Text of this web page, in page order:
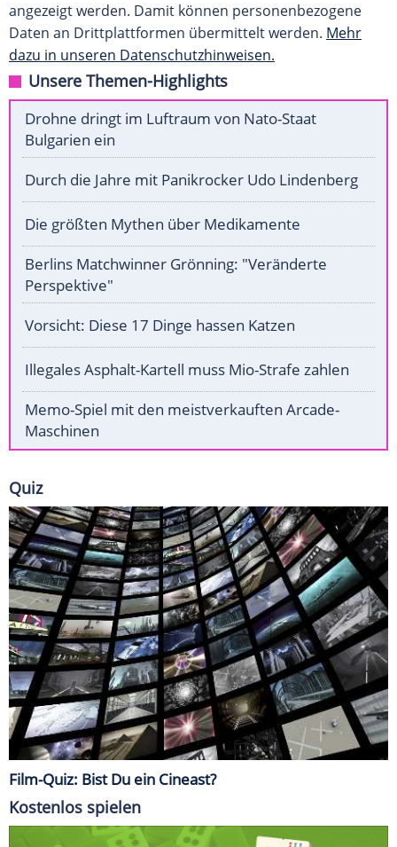
angezeigt werden. Damit können personenbezogene
Daten an Drittplattformen übermittelt werden. Mehr
dazu in unseren Datenschutzhinweisen.
Unsere Themen-Highlights
Drohne dringt im Luftraum von Nato-Staat
Bulgarien ein
Durch die Jahre mit Panikrocker Udo Lindenberg
Die größten Mythen über Medikamente
Berlins Matchwinner Grönning: "Veränderte
Perspektive"
Vorsicht: Diese 17 Dinge hassen Katzen
Illegales Asphalt-Kartell muss Mio-Strafe zahlen
Memo-Spiel mit den meistverkauften Arcade-
Maschinen
Quiz
Film-Quiz: Bist Du ein Cineast?
Kostenlos spielen